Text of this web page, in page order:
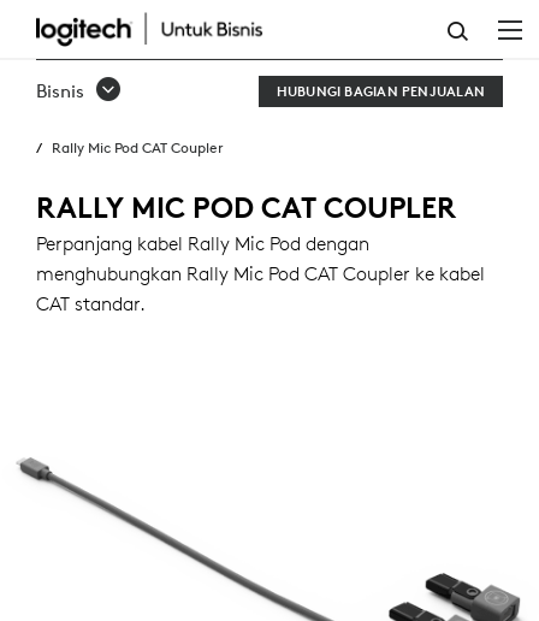
RALLY
MIC
CAT
COUPLER
Bisnis HUBUNGI BAGIAN PENJUALAN
Rally Mic Pod CAT Coupler
RALLY MIC POD CAT COUPLER
Perpanjang kabel Rally Mic Pod dengan
menghubungkan Rally Mic Pod CAT Coupler ke kabel
CAT standar.